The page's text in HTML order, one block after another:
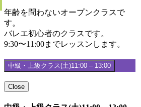
年齢を問わないオープンクラスで
す。
バレエ初心者のクラスです。
9:30〜11:00までレッスンします。
中級・上級クラス(土)11:00 – 13:00
Close